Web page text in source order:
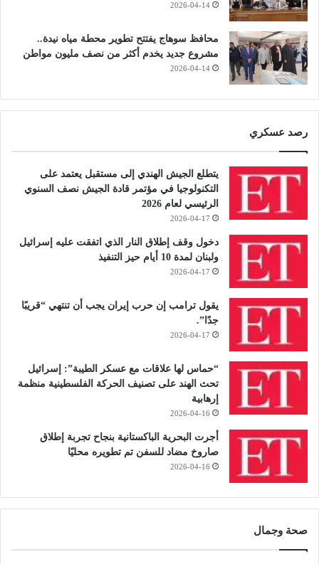
2026-04-14
محافظ سوهاج يفتتح تطوير محطة مياه نيدة..
مشروع جديد يخدم أكثر من نصف مليون مواطن
2026-04-14
رصد عسكري
يتطلع الجيش الهندي إلى مستقبل يعتمد على
التكنولوجيا في مؤتمر قادة الجيش نصف السنوي
الرئيسي لعام 2026
2026-04-17
دخول وقف إطلاق النار الذي اتفقت عليه إسرائيل
ولبنان لمدة 10 أيام حيز التنفيذ
2026-04-17
يقول ترامب إن حرب إيران يجب أن تنتهي “قريبًا
جدًا”.
2026-04-17
“حماس لها علاقات مع عسكر الطيبة”: إسرائيل
تحث الهند على تصنيف الحركة الفلسطينية منظمة
إرهابية
2026-04-16
أجرت البحرية الباكستانية بنجاح تجربة إطلاق
صاروخ مضاد للسفن تم تطويره محليًا
2026-04-16
صحة وجمال